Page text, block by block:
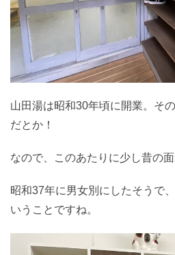
山田湯は昭和30年頃に開業。そ
だとか！
なので、このあたりに少し昔の
昭和37年に男女別にしたそうで
いうことですね。